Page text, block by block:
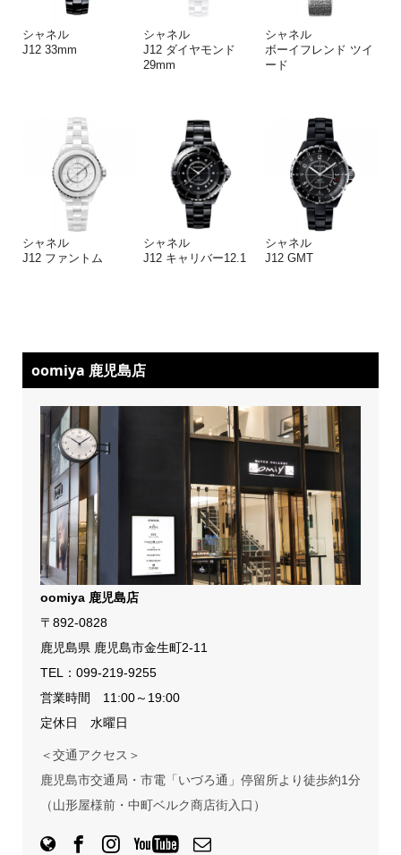
シャネル
J12 33mm
シャネル
J12 ダイヤモンド
29mm
シャネル
ボーイフレンド ツイ
ード
シャネル
J12 ファントム
シャネル
J12 キャリバー12.1
シャネル
J12 GMT
oomiya 鹿児島店
oomiya 鹿児島店
〒892-0828
鹿児島県 鹿児島市金生町2-11
TEL： 099-219-9255
営業時間 11:00～19:00
定休日 水曜日
＜交通アクセス＞
鹿児島市交通局・市電「いづろ通」停留所より徒歩約1分
（山形屋様前・中町ベルク商店街入口）